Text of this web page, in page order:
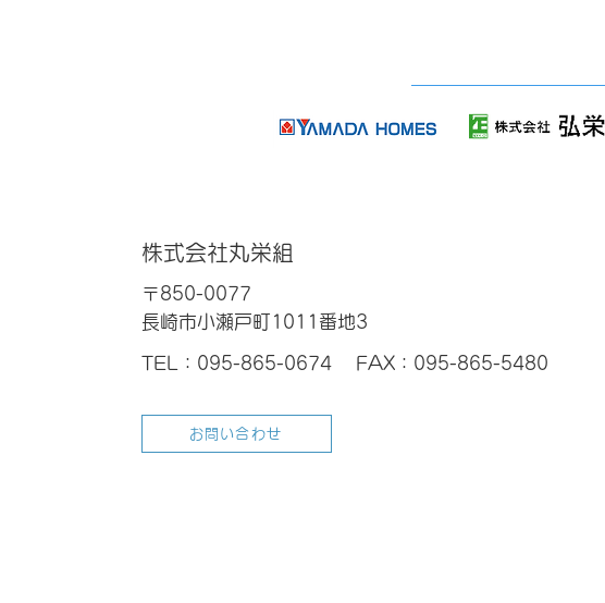
株式会社丸栄組
〒850-0077
長崎市小瀬戸町1011番地3
TEL：095-865-0674 FAX：095-865-5480
お問い合わせ